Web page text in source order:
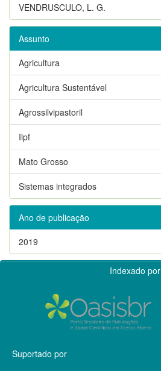
VENDRUSCULO, L. G.
Assunto
Agricultura
Agricultura Sustentável
Agrossilvipastoril
Ilpf
Mato Grosso
Sistemas integrados
Ano de publicação
2019
Indexado por
Suportado por